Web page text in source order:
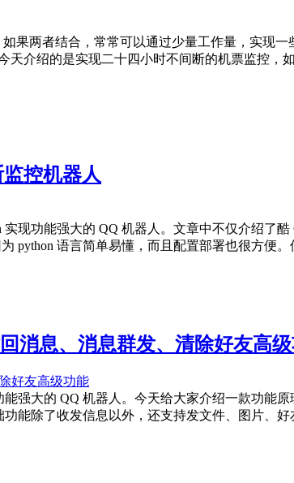
果两者结合，常常可以通过少量工作量，实现
天介绍的是实现二十四小时不间断的机票监控
控机器人
现功能强大的 QQ 机器人。文章中不仅介绍了
python 语言简单易懂，而且配置部署也很方便
消息、消息群发、清除好友高
强大的 QQ 机器人。今天给大家介绍一款功能
能除了收发信息以外，还支持发文件、图片